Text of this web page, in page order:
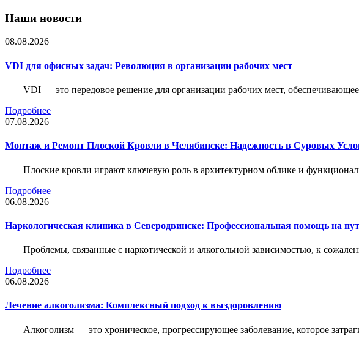
Наши новости
08.08.2026
VDI для офисных задач: Революция в организации рабочих мест
VDI — это передовое решение для организации рабочих мест,
Подробнее
07.08.2026
Монтаж и Ремонт Плоской Кровли в Челябинске: Надежность в Суровых
Плоские кровли играют ключевую роль в архитектурном облике и
Подробнее
06.08.2026
Наркологическая клиника в Северодвинске: Профессиональная помощь на
Проблемы, связанные с наркотической и алкогольной зависимостью, к
Подробнее
06.08.2026
Лечение алкоголизма: Комплексный подход к выздоровлению
Алкоголизм — это хроническое, прогрессирующее заболевание, которое